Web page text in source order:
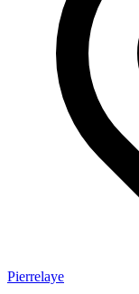
Pierrelaye